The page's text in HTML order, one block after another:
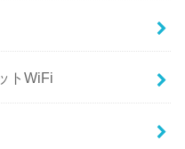
トWiFi